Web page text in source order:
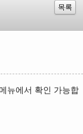
목록
뉴에서 확인 가능합